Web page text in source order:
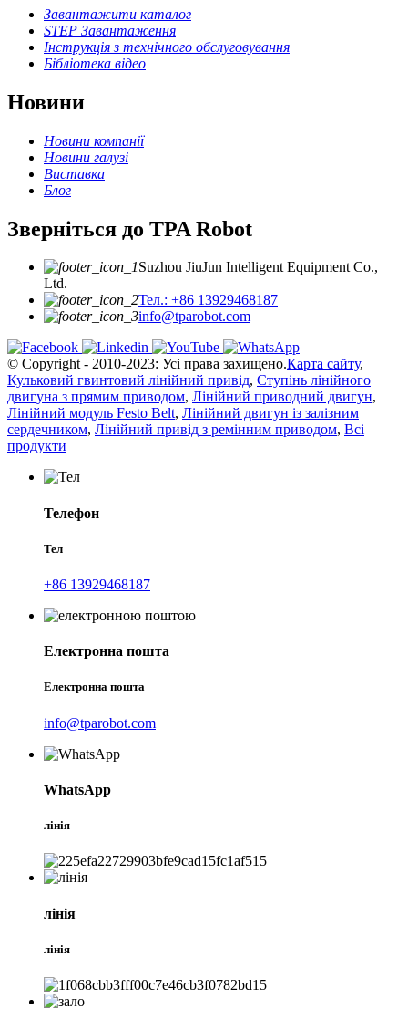
Завантажити каталог
STEP Завантаження
Інструкція з технічного обслуговування
Бібліотека відео
Новини
Новини компанії
Новини галузі
Виставка
Блог
Зверніться до TPA Robot
Suzhou JiuJun Intelligent Equipment Co.,
Ltd.
Тел.: +86 13929468187
info@tparobot.com
© Copyright - 2010-2023: Усі права захищено.Карта сайту,
Кульковий гвинтовий лінійний привід, Ступінь лінійного
двигуна з прямим приводом, Лінійний приводний двигун,
Лінійний модуль Festo Belt, Лінійний двигун із залізним
сердечником, Лінійний привід з ремінним приводом, Всі
продукти
Телефон
Тел
+86 13929468187
Електронна пошта
Електронна пошта
info@tparobot.com
WhatsApp
лінія
лінія
лінія